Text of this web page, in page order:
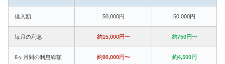
借入額 50,000円 50,000円
毎月の利息 約15,000円〜 約750円〜
6ヶ月間の利息総額 約90,000円〜 約4,500円